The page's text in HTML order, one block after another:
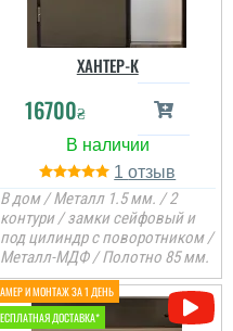
ХАНТЕР-К
16700₴
1
В дом / Металл 1.5 мм. / 2
контури / замки сейфовый и
под цилиндр с поворотником /
Металл-МДФ / Полотно 85 мм.